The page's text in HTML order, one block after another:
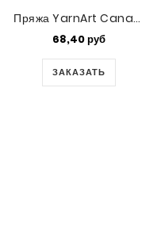
Пряжа YarnArt Canarias (6309)
68,40 руб
ЗАКАЗАТЬ